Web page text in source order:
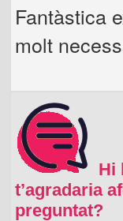
Fantàstica
molt
Hi
t’agradaria
preguntat?